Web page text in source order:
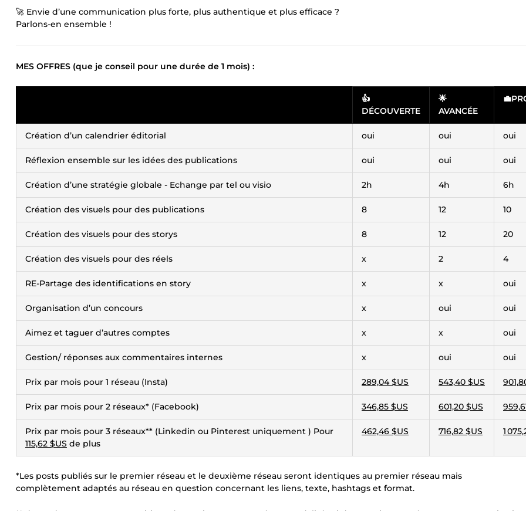
🚀 Envie d’une communication plus forte, plus authentique et plus efficace ?
Parlons-en ensemble !
MES OFFRES (que je conseil pour une durée de 1 mois) :
👍
DÉCOUVERTE
🌟
AVANCÉE
Création d’un calendrier éditorial oui oui oui
Réflexion ensemble sur les idées des publications oui oui oui
Création d’une stratégie globale - Echange par tel ou visio 2h 4h 6h
Création des visuels pour des publications 8 12 10
Création des visuels pour des storys 8 12 20
Création des visuels pour des réels x 2 4
RE-Partage des identifications en story x x oui
Organisation d’un concours x oui oui
Aimez et taguer d’autres comptes x x oui
Gestion/ réponses aux commentaires internes x oui oui
Prix par mois pour 1 réseau (Insta) 289,04 $US 543,40 $US
Prix par mois pour 2 réseaux* (Facebook) 346,85 $US 601,20 $US
Prix par mois pour 3 réseaux** (Linkedin ou Pinterest uniquement ) Pour
115,62 $US de plus
462,46 $US 716,82 $US 1
*Les posts publiés sur le premier réseau et le deuxième réseau seront identiques au premier réseau mais
complètement adaptés au réseau en question concernant les liens, texte, hashtags et format.